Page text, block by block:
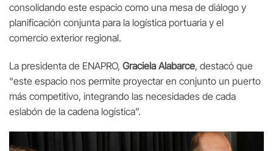
consolidando este espacio como una mesa de diálogo y
planificación conjunta para la logística portuaria y el
comercio exterior regional.
La presidenta de ENAPRO, Graciela Alabarce, destacó que
“este espacio nos permite proyectar en conjunto un puerto
más competitivo, integrando las necesidades de cada
eslabón de la cadena logística”.